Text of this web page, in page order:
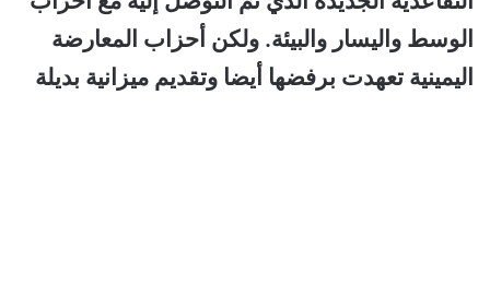
الوسط واليسار والبيئة. ولكن أحزاب المعارضة
اليمينية تعهدت برفضها أيضا وتقديم ميزانية بديلة